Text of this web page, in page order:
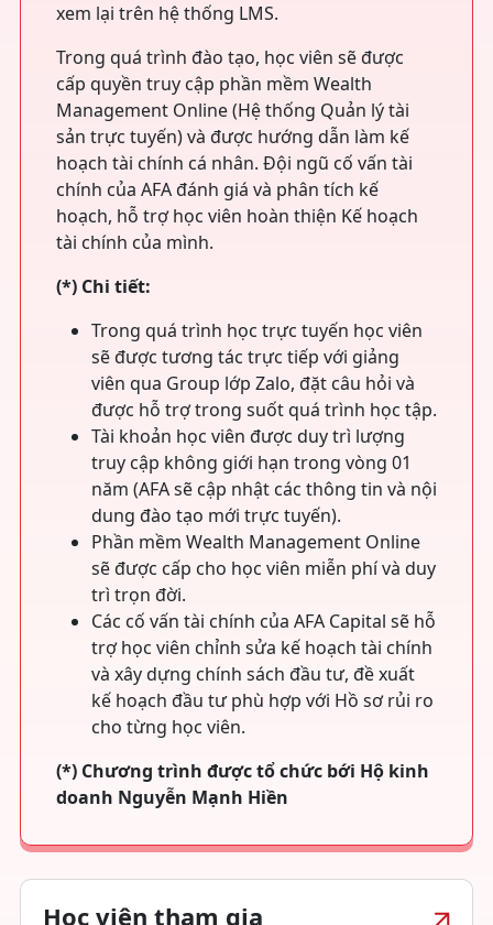
xem lại trên hệ thống LMS.
Trong quá trình đào tạo, học viên sẽ được
cấp quyền truy cập phần mềm Wealth
Management Online (Hệ thống Quản lý tài
sản trực tuyến) và được hướng dẫn làm kế
hoạch tài chính cá nhân. Đội ngũ cố vấn tài
chính của AFA đánh giá và phân tích kế
hoạch, hỗ trợ học viên hoàn thiện Kế hoạch
tài chính của mình.
(*) Chi tiết:
Trong quá trình học trực tuyến học viên
sẽ được tương tác trực tiếp với giảng
viên qua Group lớp Zalo, đặt câu hỏi và
được hỗ trợ trong suốt quá trình học tập.
Tài khoản học viên được duy trì lượng
truy cập không giới hạn trong vòng 01
năm (AFA sẽ cập nhật các thông tin và nội
dung đào tạo mới trực tuyến).
Phần mềm Wealth Management Online
sẽ được cấp cho học viên miễn phí và duy
trì trọn đời.
Các cố vấn tài chính của AFA Capital sẽ hỗ
trợ học viên chỉnh sửa kế hoạch tài chính
và xây dựng chính sách đầu tư, đề xuất
kế hoạch đầu tư phù hợp với Hồ sơ rủi ro
cho từng học viên.
(*) Chương trình được tổ chức bới Hộ kinh
doanh Nguyễn Mạnh Hiền
Học viên tham gia